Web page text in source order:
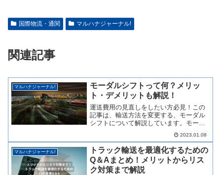
国際物流・通関 マルハナジャーナル!
関連記事
マルハナジャーナル!
モーダルシフトって何？メリッ
ト・デメリットも解説！
運送費用の見直しをしたい方必見！この
記事は、輸送方法を変更する、モーダル
シフトについて解説しています。モーダ
ルシフトとはトラック等の自動車で行わ
れている貨物輸送を鉄道や船舶の利用へ
と転換することを言います。この記事を
読めば、モーダルシフトのメリットを把
握でき、輸送費用の削減が可能です。
2023.01.08
マルハナジャーナル!
トラック輸送を最適化するための
Q＆Aまとめ！メリットからリス
ク対策まで解説